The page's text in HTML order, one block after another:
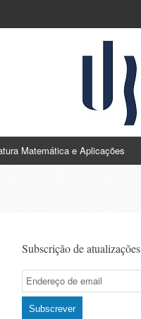
Matemática e Aplicações
Subscrição de atualizações
Email
Subscription
Subscrever